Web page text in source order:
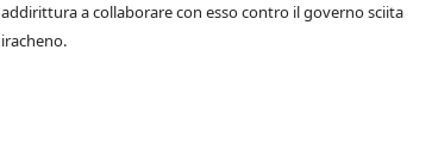
addirittura a collaborare con esso contro il governo sciita
iracheno.